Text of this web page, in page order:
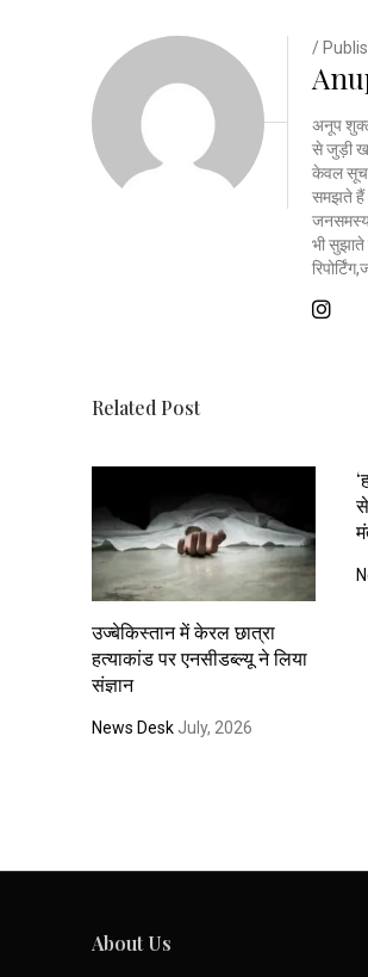
/
अनूप
से जुड़ी
केवल
समझते हैं
भी सुझाते
Related Post
उज्बेकिस्तान में केरल छात्रा
हत्याकांड पर एनसीडब्ल्यू ने लिया
संज्ञान
News Desk July, 2026
About Us